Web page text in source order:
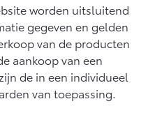
bZ4X Touring
BATTERIJ-ELEKTRISCH
worden uitsluitend
gegeven en gelden
van de producten
aankoop van een
de in een individueel
van toepassing.